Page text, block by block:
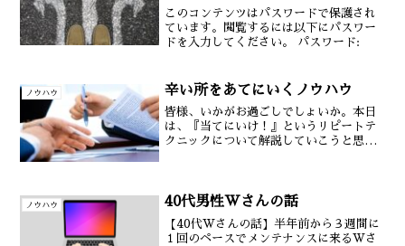
このコンテンツはパスワードで保護され
ています。閲覧するには以下にパスワー
ドを入力してください。 パスワード:
ノウハウ 辛い所をあてにいくノウハウ
皆様、いかがお過ごしでしょいか。本日
は、『当てにいけ！』というリピートテ
クニックについて解説していこうと思い
にいけ！』というワードだ...
ノウハウ 40代男性Wさんの話
【40代Wさんの話】半年前から３週間に
１回のペースでメンテナンスに来るWさ